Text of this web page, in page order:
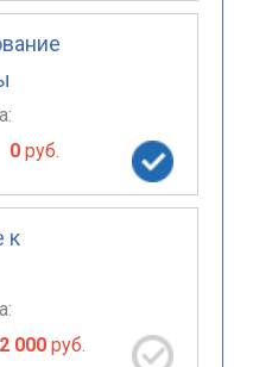
0 руб.
к
2 000 руб.